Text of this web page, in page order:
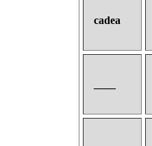
cadea